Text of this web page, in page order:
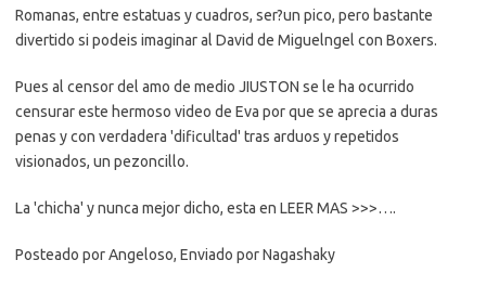
Romanas, entre estatuas y cuadros, ser?un pico, pero bastante
divertido si podeis imaginar al David de Miguelngel con Boxers.
Pues al censor del amo de medio JIUSTON se le ha ocurrido
censurar este hermoso video de Eva por que se aprecia a duras
penas y con verdadera 'dificultad' tras arduos y repetidos
visionados, un pezoncillo.
La 'chicha' y nunca mejor dicho, esta en LEER MAS >>>….
Posteado por Angeloso, Enviado por Nagashaky